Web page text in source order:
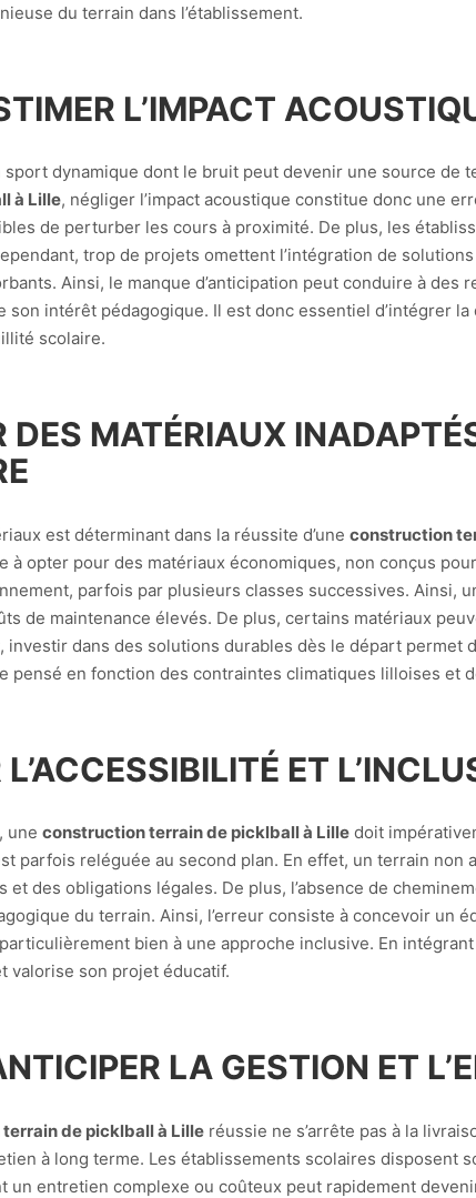
du terrain dans l’établissement.
L’IMPACT
dynamique dont le bruit peut devenir une source de
à Lille, négliger l’impact acoustique constitue donc une
de perturber les cours à proximité. De plus, les
trop de projets omettent l’intégration de
Ainsi, le manque d’anticipation peut conduire à des
son intérêt pédagogique. Il est donc essentiel d’intégrer
scolaire.
DES MATÉRIAUX
est déterminant dans la réussite d’une construction
à opter pour des matériaux économiques, non conçus
parfois par plusieurs classes successives. Ainsi,
de maintenance élevés. De plus, certains matériaux
investir dans des solutions durables dès le départ permet
pensé en fonction des contraintes climatiques lilloises et
ET
une construction terrain de picklball à Lille doit
parfois reléguée au second plan. En effet, un terrain non
et des obligations légales. De plus, l’absence de
du terrain. Ainsi, l’erreur consiste à concevoir
bien à une approche inclusive. En
valorise son projet éducatif.
LA GESTION ET
de picklball à Lille réussie ne s’arrête pas à la
à long terme. Les établissements scolaires disposent
un entretien complexe ou coûteux peut rapidement